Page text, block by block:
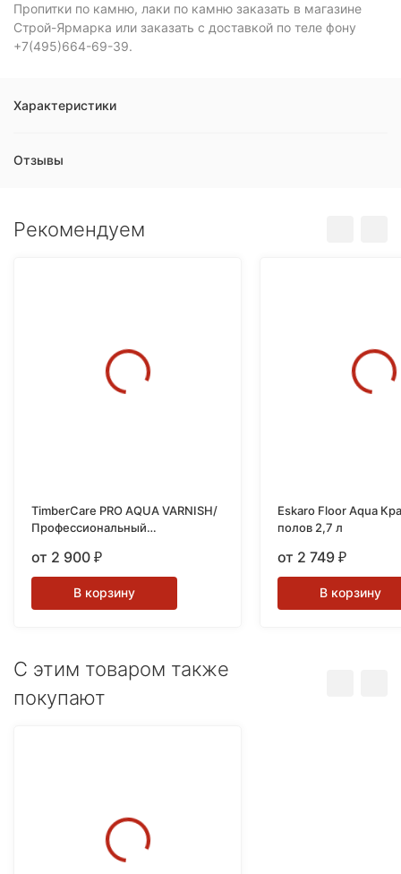
Пропитки по камню, лаки по камню заказать в магазине
Строй-Ярмарка или заказать с доставкой по теле фону
+7(495)664-69-39.
Характеристики
Отзывы
Рекомендуем
TimberCare PRO AQUA VARNISH/
Профессиональный
основе
от 2 900 ₽
В корзину
Eskaro Floor Aqua Краска для
полов 2,7 л
от 2 749 ₽
В корзину
C этим товаром также
покупают